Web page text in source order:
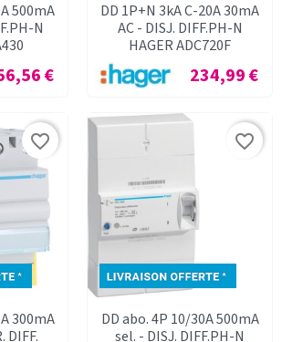
500mA
N
€
DD 1P+N 3kA C-20A 30mA
AC - DISJ. DIFF.PH-N
HAGER ADC720F
Prix
234,99 €
300mA
DIFF.
favorite_border
DD abo. 4P 10/30A 500mA
sel. - DISJ. DIFF.PH-N
favorite_border